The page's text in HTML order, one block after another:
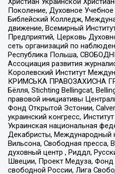
Поколение, Духовное
Библейский Колледж,
движение, Всемирный
Предприятий, Церковь
сеть организаций по
Республика Польша,
Ассоциация развития
Королевский Институт
КРИМСЬКА ПРАВОЗАХИСНА
Бёлля, Stichting Bellingcat,
правовой инициативы
Фонд Открытой Эстонии,
украинский конгресс,
Украинская национальная
Декабристы, Международный
Вильсона, Свободная пресса,
духовный центр , Риддл,
Швеции, Проект Медуза,
свободной России, Лига